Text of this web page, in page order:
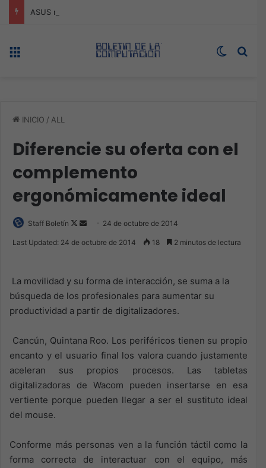
Switch
INICIO / ALL
Diferencie su oferta con el
complemento
ergonómicamente ideal
Staff Boletín
Follow
Send 24 de octubre de 2014
Last Updated: 24 de octubre de 2014 18 2 minutos de lectura
La movilidad y su forma de interacción, se suma a la
búsqueda de los profesionales para aumentar su
productividad a partir de digitalizadores.
Cancún, Quintana Roo. Los periféricos tienen su propio
encanto y el usuario final los valora cuando justamente
aceleran sus propios procesos. Las tabletas
digitalizadoras de Wacom pueden insertarse en esa
vertiente porque pueden llegar a ser el sustituto ideal
del mouse.
Conforme más personas ven a la función táctil como la
forma correcta de interactuar con el equipo, más